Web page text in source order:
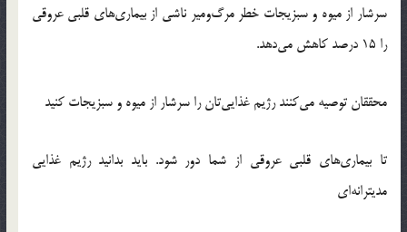
سرشار از میوه و سبزیجات خطر مرگ‌ومیر ناشی از بیماری‌های قلبی عروقی
را 15 درصد کاهش می‌دهد.
محققان توصیه می‌کنند رژیم غذایی‌تان را سرشار از میوه و سبزیجات کنید
تا بیماری‌های قلبی عروقی از شما دور شود. باید بدانید رژیم غذایی
مدیترانه‌ای